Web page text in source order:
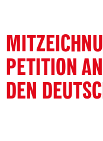
PETITION AN
DEN